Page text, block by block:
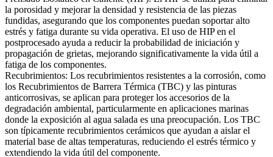
la porosidad y mejorar la densidad y resistencia de las piezas
fundidas, asegurando que los componentes puedan soportar alto
estrés y fatiga durante su vida operativa. El uso de HIP en el
postprocesado ayuda a reducir la probabilidad de iniciación y
propagación de grietas, mejorando significativamente la vida útil a
fatiga de los componentes.
Recubrimientos: Los recubrimientos resistentes a la corrosión, como
los Recubrimientos de Barrera Térmica (TBC) y las pinturas
anticorrosivas, se aplican para proteger los accesorios de la
degradación ambiental, particularmente en aplicaciones marinas
donde la exposición al agua salada es una preocupación. Los TBC
son típicamente recubrimientos cerámicos que ayudan a aislar el
material base de altas temperaturas, reduciendo el estrés térmico y
extendiendo la vida útil del componente.